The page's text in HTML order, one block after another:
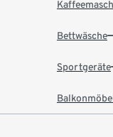
Bettwäsche
Sportgeräte